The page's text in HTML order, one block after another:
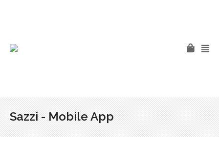
Sazzi - Mobile App